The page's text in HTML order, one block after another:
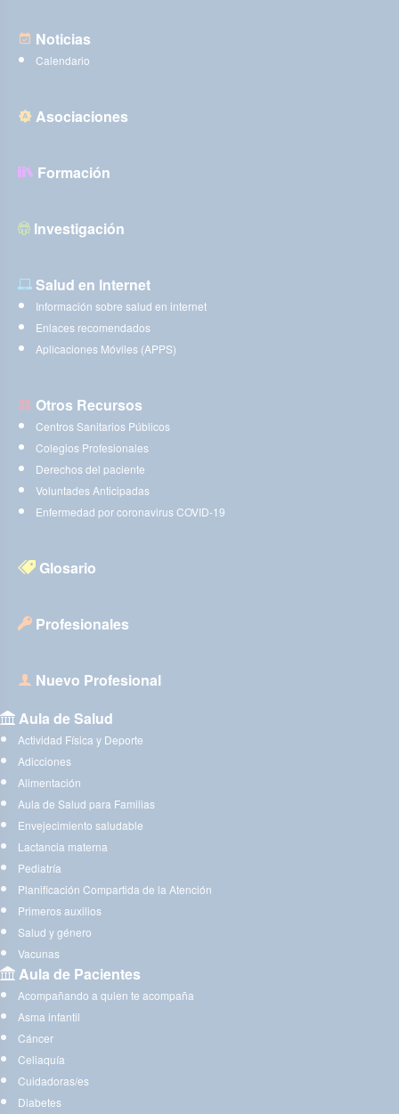
Noticias
Calendario
Asociaciones
Formación
Investigación
Salud en Internet
Información sobre salud en internet
Enlaces recomendados
Aplicaciones Móviles (APPS)
Otros Recursos
Centros Sanitarios Públicos
Colegios Profesionales
Derechos del paciente
Voluntades Anticipadas
Enfermedad por coronavirus COVID-19
Glosario
Profesionales
Nuevo Profesional
Aula de Salud
Actividad Física y Deporte
Adicciones
Alimentación
Aula de Salud para Familias
Envejecimiento saludable
Lactancia materna
Pediatría
Planificación Compartida de la Atención
Primeros auxilios
Salud y género
Vacunas
Aula de Pacientes
Acompañando a quien te acompaña
Asma infantil
Cáncer
Celiaquía
Cuidadoras/es
Diabetes